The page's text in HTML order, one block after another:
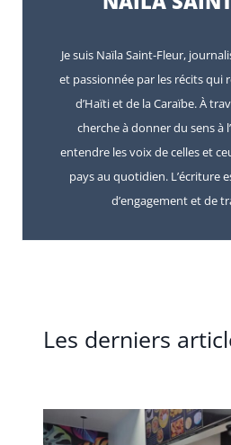
Je suis Naïla Saint-Fleur,
et passionnée par les récits qui
d’Haïti et de la Caraïbe. À
cherche à donner du sens à
entendre les voix de celles et
pays au quotidien. L’écriture
d’engagement et de
Les derniers